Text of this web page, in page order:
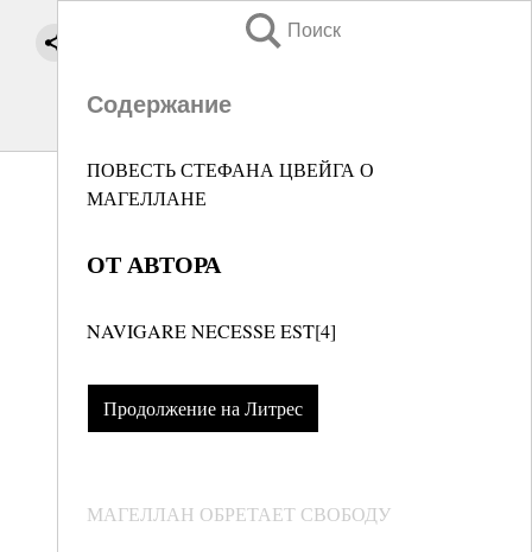
Поиск
Содержание
ПОВЕСТЬ СТЕФАНА ЦВЕЙГА О
МАГЕЛЛАНЕ
ОТ АВТОРА
NAVIGARE NECESSE EST[4]
Продолжение на Литрес
МАГЕЛЛАН ОБРЕТАЕТ СВОБОДУ